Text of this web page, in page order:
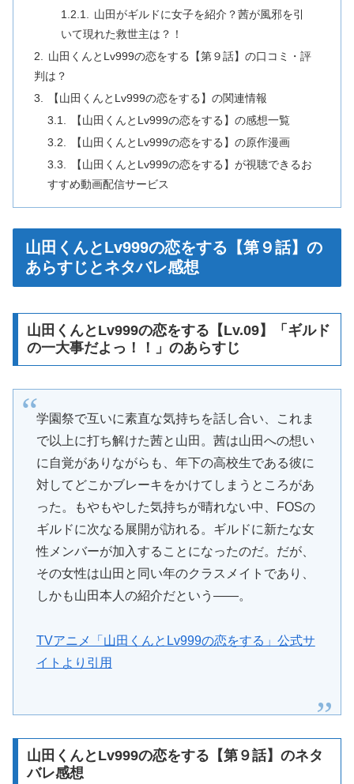
山田がギルドに女子を紹介？茜が風邪を引
いて現れた救世主は？！
山田くんとLv999の恋をする【第９話】の口コミ・評
判は？
【山田くんとLv999の恋をする】の関連情報
【山田くんとLv999の恋をする】の感想一覧
【山田くんとLv999の恋をする】の原作漫画
【山田くんとLv999の恋をする】が視聴できるお
すすめ動画配信サービス
山田くんとLv999の恋をする【第９話】の
あらすじとネタバレ感想
山田くんとLv999の恋をする【Lv.09】「ギルド
の一大事だよっ！！」のあらすじ
学園祭で互いに素直な気持ちを話し合い、これま
で以上に打ち解けた茜と山田。茜は山田への想い
に自覚がありながらも、年下の高校生である彼に
対してどこかブレーキをかけてしまうところがあ
った。もやもやした気持ちが晴れない中、FOSの
ギルドに次なる展開が訪れる。ギルドに新たな女
性メンバーが加入することになったのだ。だが、
その女性は山田と同い年のクラスメイトであり、
しかも山田本人の紹介だという――。
TVアニメ「山田くんとLv999の恋をする」公式サ
イトより引用
山田くんとLv999の恋をする【第９話】のネタ
バレ感想